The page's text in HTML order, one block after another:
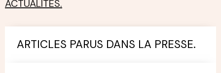
ACTUALITES.
ARTICLES PARUS DANS LA PRESSE.